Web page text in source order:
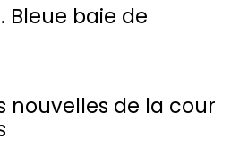
Bleue baie de
nouvelles de la cour